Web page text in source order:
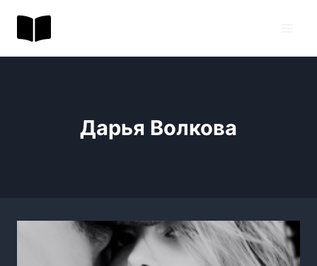
содержимому
Дарья Волкова